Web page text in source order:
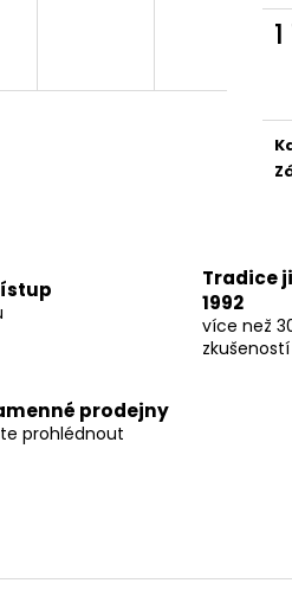
Tradice
1992
více než
prodejny
prohlédnout